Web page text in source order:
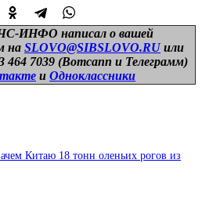
ИНФО написал о вашей
на SLOVO@SIBSLOVO.RU или
464 7039 (Вотсапп и Телеграмм)
и Одноклассники
Китаю 18 тонн оленьих рогов из